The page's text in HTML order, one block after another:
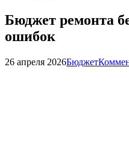
Бюджет ремонта
ошибок
26 апреля 2026Бюджет